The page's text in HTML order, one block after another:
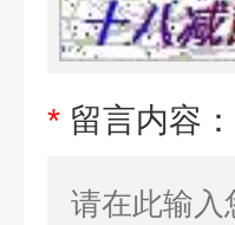
* 留言内容：